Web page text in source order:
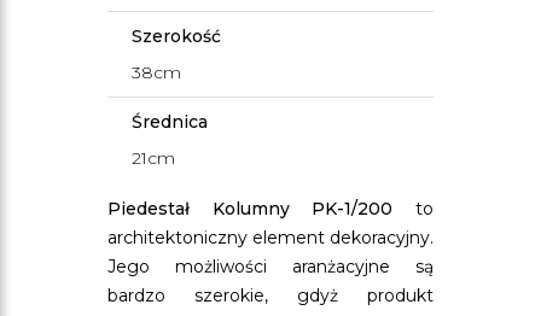
Szerokość
38cm
Średnica
21cm
Piedestał Kolumny PK-1/200 to
architektoniczny element dekoracyjny.
Jego możliwości aranżacyjne są
bardzo szerokie, gdyż produkt